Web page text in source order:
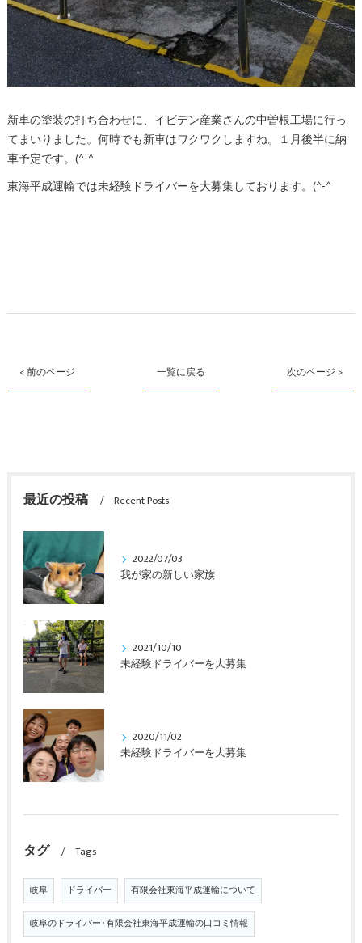
新車の塗装の打ち合わせに、イビデン産業さんの中曽根工場に行っ
てまいりました。何時でも新車はワクワクしますね。１月後半に納
車予定です。(^-^ゞ
東海平成運輸では未経験ドライバーを大募集しております。(^-^ゞ
< 前のページ 一覧に戻る 次のページ >
最近の投稿 Recent Posts
2022/07/03
我が家の新しい家族
2021/10/10
未経験ドライバーを大募集
2020/11/02
未経験ドライバーを大募集
タグ Tags
岐阜 ドライバー 有限会社東海平成運輸について
岐阜のドライバー･有限会社東海平成運輸の口コミ情報